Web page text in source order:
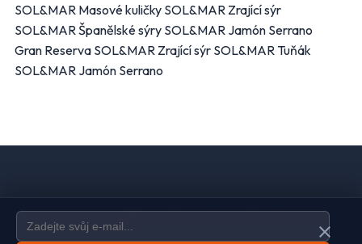
SOL&MAR Masové kuličky SOL&MAR Zrající sýr
SOL&MAR Španělské sýry SOL&MAR Jamón Serrano
Gran Reserva SOL&MAR Zrající sýr SOL&MAR Tuňák
SOL&MAR Jamón Serrano
DomůOchrana údajůKontaktSpravovat odběr newsletteru
close